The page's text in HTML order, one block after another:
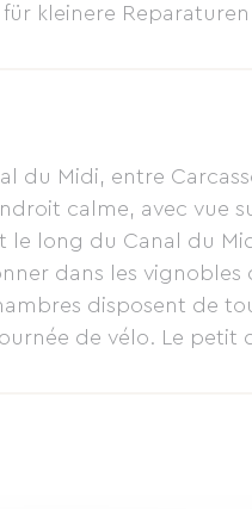
kleinere
Wir sprechen
du Midi, entre
calme, avec vue
long du Canal du
dans les vignobles
disposent de
de vélo. Le petit
produits cuisinés